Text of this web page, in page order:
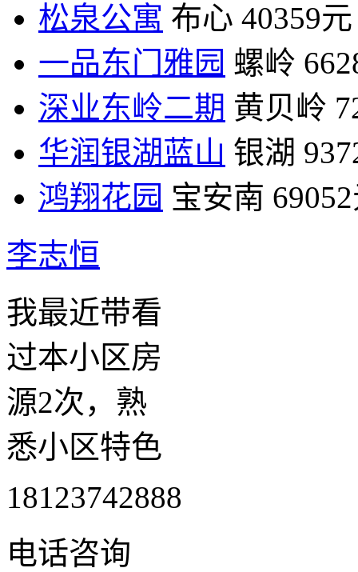
松泉公寓 布心 40359元
一品东门雅园 螺岭
深业东岭二期 黄贝岭
华润银湖蓝山 银湖
鸿翔花园 宝安南
李志恒
我最近带看
过本小区房
源2次，熟
悉小区特色
18123742888
电话咨询